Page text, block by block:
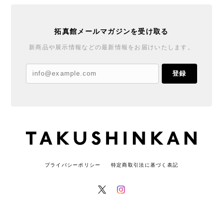
拓真館メールマガジンを受け取る
新商品や展示情報などの最新情報をお届けいたします。
登録
プライバシーポリシー 特定商取引法に基づく表記